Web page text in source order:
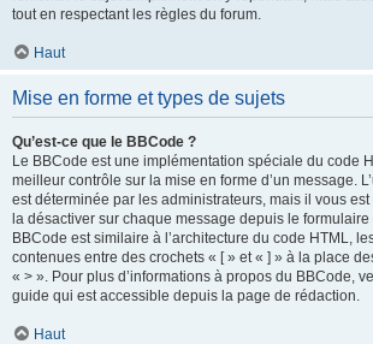
tout en respectant les règles du forum.
Haut
Mise en forme et types de sujets
Qu’est-ce que le BBCode ?
Le BBCode est une implémentation spéciale du code
meilleur contrôle sur la mise en forme d’un message.
est déterminée par les administrateurs, mais il vous
la désactiver sur chaque message depuis le
BBCode est similaire à l’architecture du code HTML,
contenues entre des crochets « [ » et « ] » à la place
« > ». Pour plus d’informations à propos du BBCode,
guide qui est accessible depuis la page de rédaction.
Haut